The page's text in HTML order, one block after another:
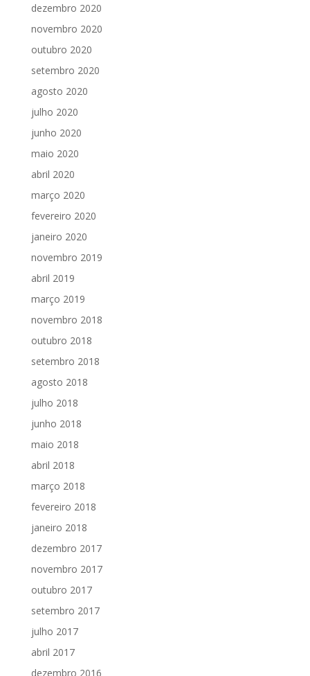
dezembro 2020
novembro 2020
outubro 2020
setembro 2020
agosto 2020
julho 2020
junho 2020
maio 2020
abril 2020
março 2020
fevereiro 2020
janeiro 2020
novembro 2019
abril 2019
março 2019
novembro 2018
outubro 2018
setembro 2018
agosto 2018
julho 2018
junho 2018
maio 2018
abril 2018
março 2018
fevereiro 2018
janeiro 2018
dezembro 2017
novembro 2017
outubro 2017
setembro 2017
julho 2017
abril 2017
dezembro 2016